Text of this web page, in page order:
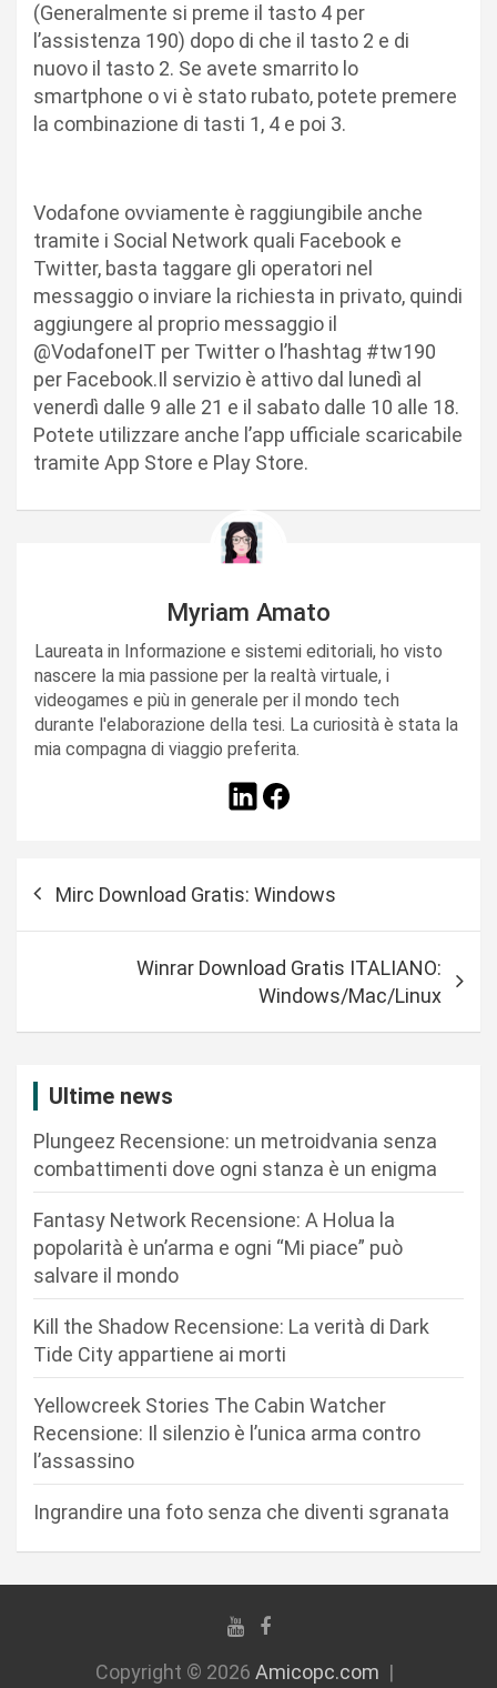
(Generalmente si preme il tasto 4 per
l’assistenza 190) dopo di che il tasto 2 e di
nuovo il tasto 2. Se avete smarrito lo
smartphone o vi è stato rubato, potete premere
la combinazione di tasti 1, 4 e poi 3.
Vodafone ovviamente è raggiungibile anche
tramite i Social Network quali Facebook e
Twitter, basta taggare gli operatori nel
messaggio o inviare la richiesta in privato, quindi
aggiungere al proprio messaggio il
@VodafoneIT per Twitter o l’hashtag #tw190
per Facebook.Il servizio è attivo dal lunedì al
venerdì dalle 9 alle 21 e il sabato dalle 10 alle 18.
Potete utilizzare anche l’app ufficiale scaricabile
tramite App Store e Play Store.
Myriam Amato
Laureata in Informazione e sistemi editoriali, ho visto
nascere la mia passione per la realtà virtuale, i
videogames e più in generale per il mondo tech
durante l'elaborazione della tesi. La curiosità è stata la
mia compagna di viaggio preferita.
Mirc Download Gratis: Windows
Winrar Download Gratis ITALIANO:
Windows/Mac/Linux
Ultime news
Plungeez Recensione: un metroidvania senza
combattimenti dove ogni stanza è un enigma
Fantasy Network Recensione: A Holua la
popolarità è un’arma e ogni “Mi piace” può
salvare il mondo
Kill the Shadow Recensione: La verità di Dark
Tide City appartiene ai morti
Yellowcreek Stories The Cabin Watcher
Recensione: Il silenzio è l’unica arma contro
l’assassino
Ingrandire una foto senza che diventi sgranata
Copyright © 2026 Amicopc.com